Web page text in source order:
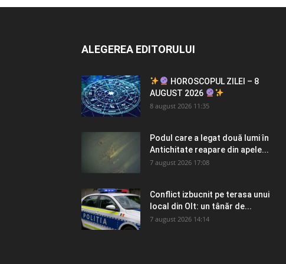
ALEGEREA EDITORULUI
HOROSCOPUL ZILEI – 8
AUGUST 2026
8 august 2026 11:35
Podul care a legat două lumi în
Antichitate reapare din apele...
7 august 2026 17:08
Conflict izbucnit pe terasa unui
local din Olt: un tânăr de...
7 august 2026 14:14